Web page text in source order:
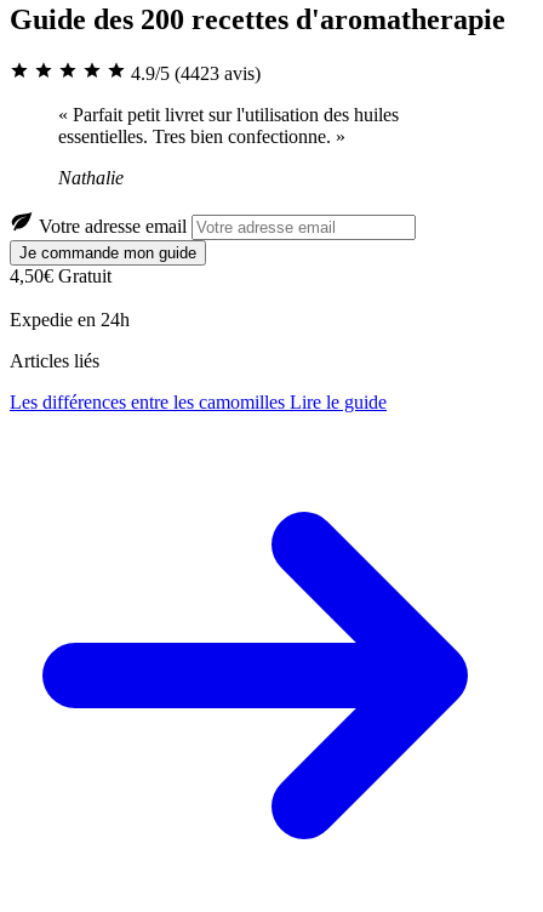
Guide des 200 recettes d'aromatherapie
4.9/5 (4423 avis)
« Parfait petit livret sur l'utilisation des huiles
essentielles. Tres bien confectionne. »
Nathalie
Votre adresse email
Je commande mon guide
4,50€ Gratuit
Expedie en 24h
Articles liés
Les différences entre les camomilles Lire le guide